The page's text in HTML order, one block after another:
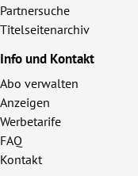
Partnersuche
Titelseitenarchiv
Info und Kontakt
Abo verwalten
Anzeigen
Werbetarife
FAQ
Kontakt